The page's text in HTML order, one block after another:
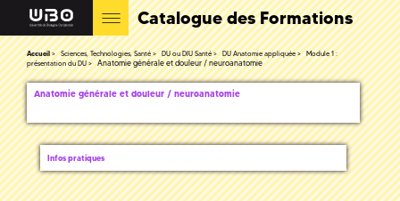
Catalogue des Formations
Accueil Sciences, Technologies, Santé DU ou DIU Santé DU Anatomie appliquée
Module 1 :
présentation du DU
Anatomie générale et douleur / neuroanatomie
Anatomie générale et douleur / neuroanatomie
Infos pratiques